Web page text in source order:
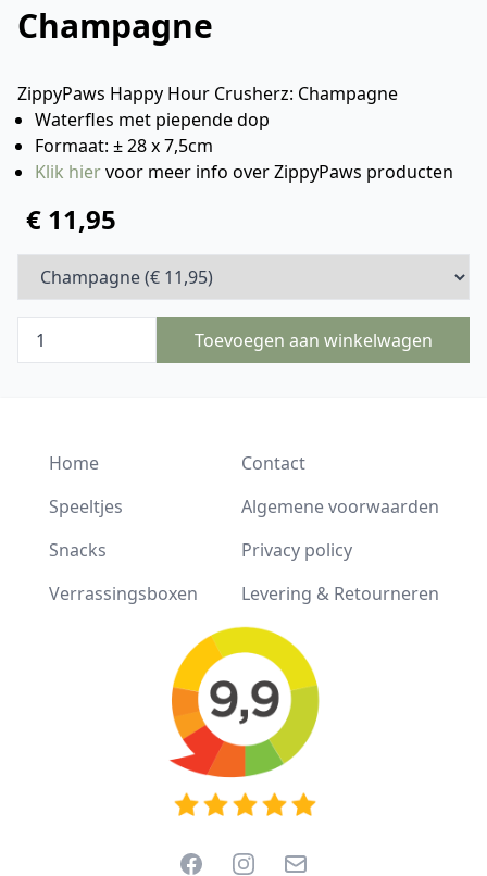
Champagne
ZippyPaws Happy Hour Crusherz: Champagne
Waterfles met piepende dop
Formaat: ± 28 x 7,5cm
Klik hiervoor meer info over ZippyPaws producten
€ 11,95
Toevoegen aan winkelwagen
Home
Speeltjes
Snacks
Verrassingsboxen
Contact
Algemene voorwaarden
Privacy policy
Levering & Retourneren
FacebookInstagram
Email